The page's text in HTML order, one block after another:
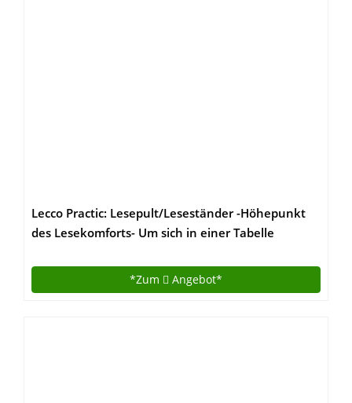
Lecco Practic: Lesepult/Leseständer -Höhepunkt
des Lesekomforts- Um sich in einer Tabelle
*Zum Angebot*